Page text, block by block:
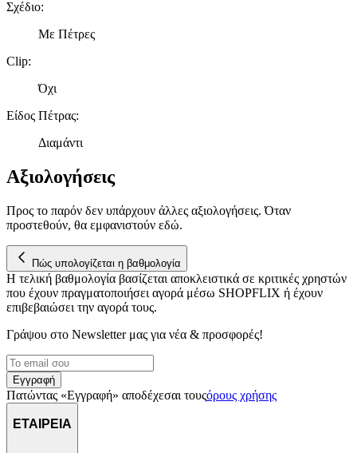
Σχέδιο:
Με Πέτρες
Clip:
Όχι
Είδος Πέτρας:
Διαμάντι
Αξιολογήσεις
Προς το παρόν δεν υπάρχουν άλλες αξιολογήσεις. Όταν
προστεθούν, θα εμφανιστούν εδώ.
Πώς υπολογίζεται η βαθμολογία
Η τελική βαθμολογία βασίζεται αποκλειστικά σε κριτικές χρηστών
που έχουν πραγματοποιήσει αγορά μέσω SHOPFLIX ή έχουν
επιβεβαιώσει την αγορά τους.
Γράψου στο Νewsletter μας για νέα & προσφορές!
Εγγραφή
Πατώντας «Εγγραφή» αποδέχεσαι τουςόρους χρήσης
ΕΤΑΙΡΕΙΑ